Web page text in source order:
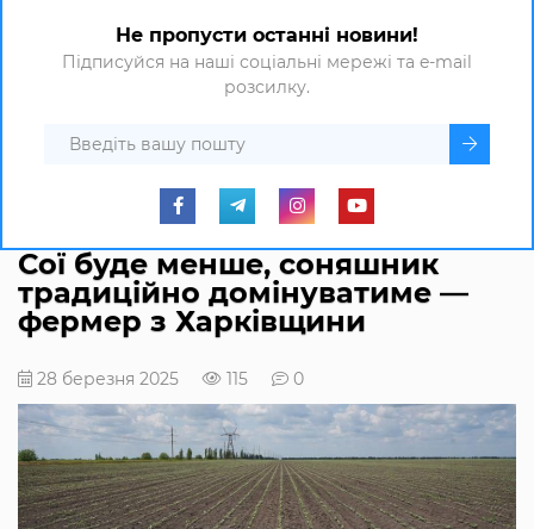
Не пропусти останні новини!
Підписуйся на наші соціальні мережі та e-mail
розсилку.
Сої буде менше, соняшник
традиційно домінуватиме —
фермер з Харківщини
28 березня 2025 115 0